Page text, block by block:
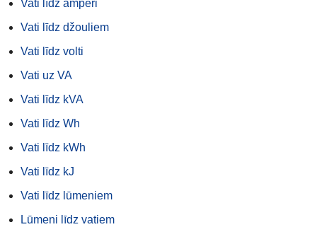
Vati līdz ampēri
Vati līdz džouliem
Vati līdz volti
Vati uz VA
Vati līdz kVA
Vati līdz Wh
Vati līdz kWh
Vati līdz kJ
Vati līdz lūmeniem
Lūmeni līdz vatiem